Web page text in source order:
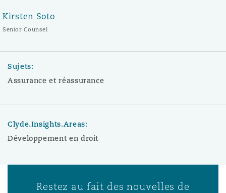
Kirsten Soto
Senior Counsel
Sujets:
Assurance et réassurance
Clyde.Insights.Areas:
Développement en droit
Restez au fait des nouvelles de